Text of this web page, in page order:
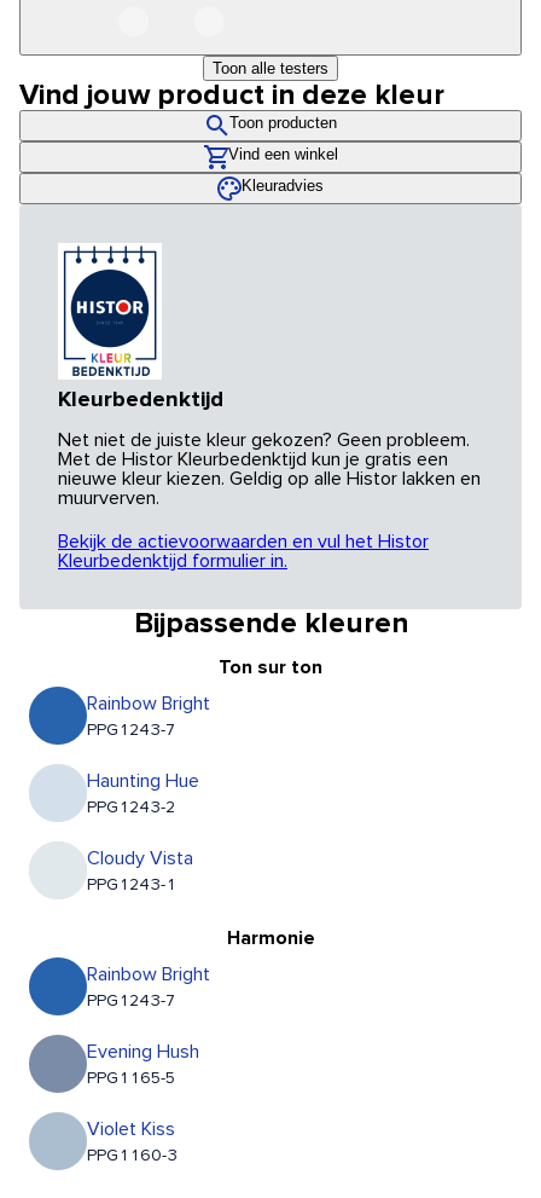
Toon alle testers
Vind jouw product in deze kleur
Toon producten
Vind een winkel
Kleuradvies
Kleurbedenktijd
Net niet de juiste kleur gekozen? Geen probleem.
Met de Histor Kleurbedenktijd kun je gratis een
nieuwe kleur kiezen. Geldig op alle Histor lakken en
muurverven.
Bekijk de actievoorwaarden en vul het Histor
Kleurbedenktijd formulier in.
Bijpassende kleuren
Ton sur ton
Rainbow Bright
PPG1243-7
Haunting Hue
PPG1243-2
Cloudy Vista
PPG1243-1
Harmonie
Rainbow Bright
PPG1243-7
Evening Hush
PPG1165-5
Violet Kiss
PPG1160-3